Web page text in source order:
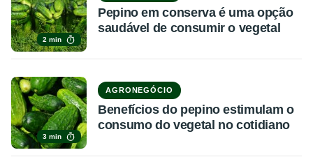
2 min
Pepino em conserva é uma opção
saudável de consumir o vegetal
3 min
AGRONEGÓCIO
Benefícios do pepino estimulam o
consumo do vegetal no cotidiano